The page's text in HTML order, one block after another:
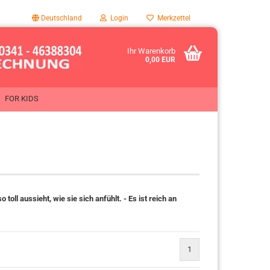
Deutschland Login Merkzettel
Ihr Warenkorb
0,00 EUR
FOR KIDS
toll aussieht, wie sie sich anfühlt. - Es ist reich an
1